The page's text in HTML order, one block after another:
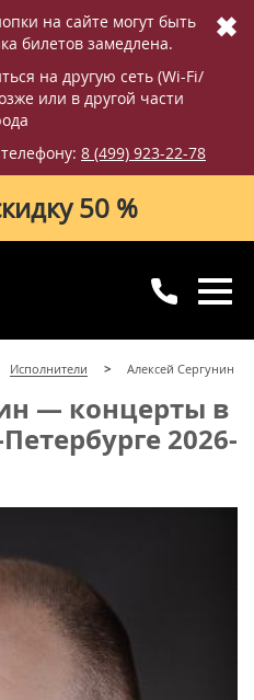
на сайте могут быть
билетов замедлена.
на другую сеть (Wi-Fi/
или в другой части
8 (499) 923-22-78
✖
50 %
8 (800) 770-09-71
для регионов
Исполнители Алексей Сергунин
— концерты в
2026-